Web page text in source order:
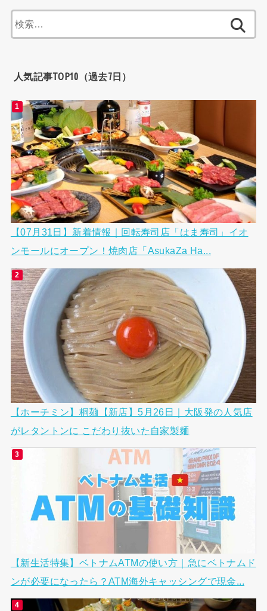
索:
人気記事TOP10（過去7日）
【07月31日】新着情報｜回転寿司店「はま寿司」イオ
ンモールにオープン！焼肉店「AsukaZa Ha...
【ホーチミン】桐麺【新店】5月26日｜大阪発の人気店
がレタントンに こだわり抜いた自家製麺
【新生活特集】ベトナムATMの使い方｜急にベトナムド
ンが必要になったら？ATM海外キャッシングで現金...